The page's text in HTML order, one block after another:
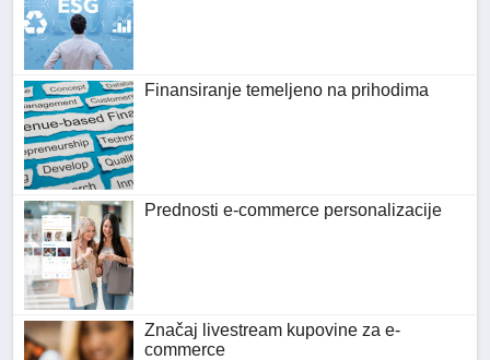
Finansiranje temeljeno na prihodima
Prednosti e-commerce personalizacije
Značaj livestream kupovine za e-
commerce